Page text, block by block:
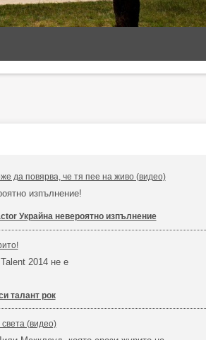
да повярва, че тя пее на живо (видео)
изпълнение!
Украйна невероятно изпълнение
2014 не е
талант рок
(видео)